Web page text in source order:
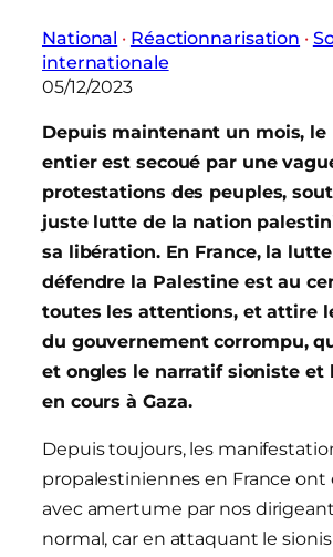
National · Réactionnarisation ·
internationale
05/12/2023
Depuis maintenant un mois, le
entier est secoué par une
protestations des peuples,
juste lutte de la nation
sa libération. En France, la
défendre la Palestine est au
toutes les attentions, et attire
du gouvernement corrompu,
et ongles le narratif sioniste et
en cours à Gaza.
Depuis toujours, les
propalestiniennes en France ont
avec amertume par nos
normal, car en attaquant le